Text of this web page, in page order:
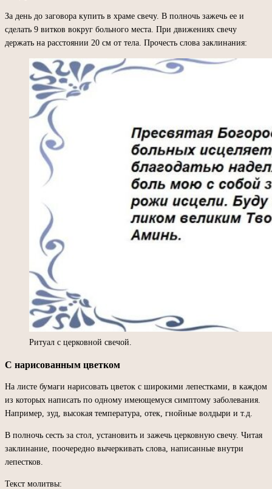
За день до заговора купить в храме свечу. В полночь зажечь ее и
сделать 9 витков вокруг больного места. При движениях свечу
держать на расстоянии 20 см от тела. Прочесть слова заклинания:
Ритуал с церковной свечой.
С нарисованным цветком
На листе бумаги нарисовать цветок с широкими лепестками, в каждом
из которых написать по одному имеющемуся симптому заболевания.
Например, зуд, высокая температура, отек, гнойные волдыри и т.д.
В полночь сесть за стол, установить и зажечь церковную свечу. Читая
заклинание, поочередно вычеркивать слова, написанные внутри
лепестков.
Текст молитвы: